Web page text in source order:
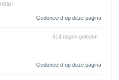
Gedoneerd op deze pagina
914 dagen geleden
Gedoneerd op deze pagina